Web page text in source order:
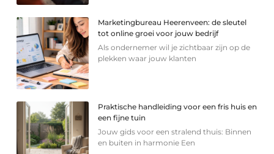
Marketingbureau Heerenveen: de sleutel
tot online groei voor jouw bedrijf
Als ondernemer wil je zichtbaar zijn op de
plekken waar jouw klanten
Praktische handleiding voor een fris huis en
een fijne tuin
Jouw gids voor een stralend thuis: Binnen
en buiten in harmonie Een